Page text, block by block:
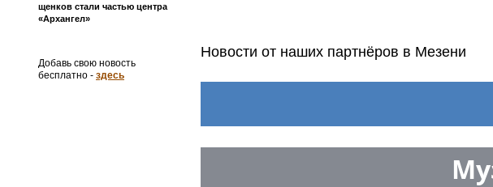
щенков стали частью центра
«Архангел»
Добавь свою новость
бесплатно - здесь
Новости от наших партнёров в Мезени